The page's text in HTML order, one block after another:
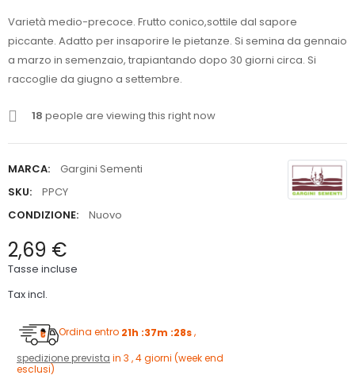
Varietà medio-precoce. Frutto conico,sottile dal sapore
piccante. Adatto per insaporire le pietanze. Si semina da gennaio
a marzo in semenzaio, trapiantando dopo 30 giorni circa. Si
raccoglie da giugno a settembre.
18 people are viewing this right now
MARCA:
Gargini Sementi
SKU:
PPCY
CONDIZIONE:
Nuovo
2,69 €
Tasse incluse
Tax incl.
Ordina entro 21h :37m :28s,
spedizione prevista in 3 , 4 giorni (week end
esclusi)